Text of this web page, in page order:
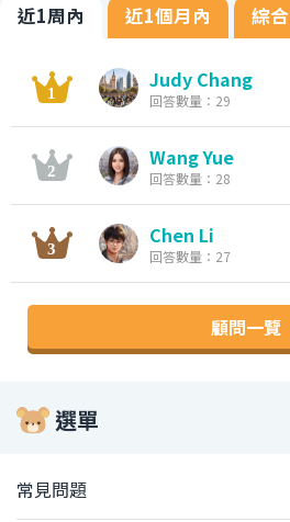
近1周內 近1個月內 綜合
Judy Chang
回答數量：29
Wang Yue
回答數量：28
Chen Li
回答數量：27
顧問一覽
選單
常見問題